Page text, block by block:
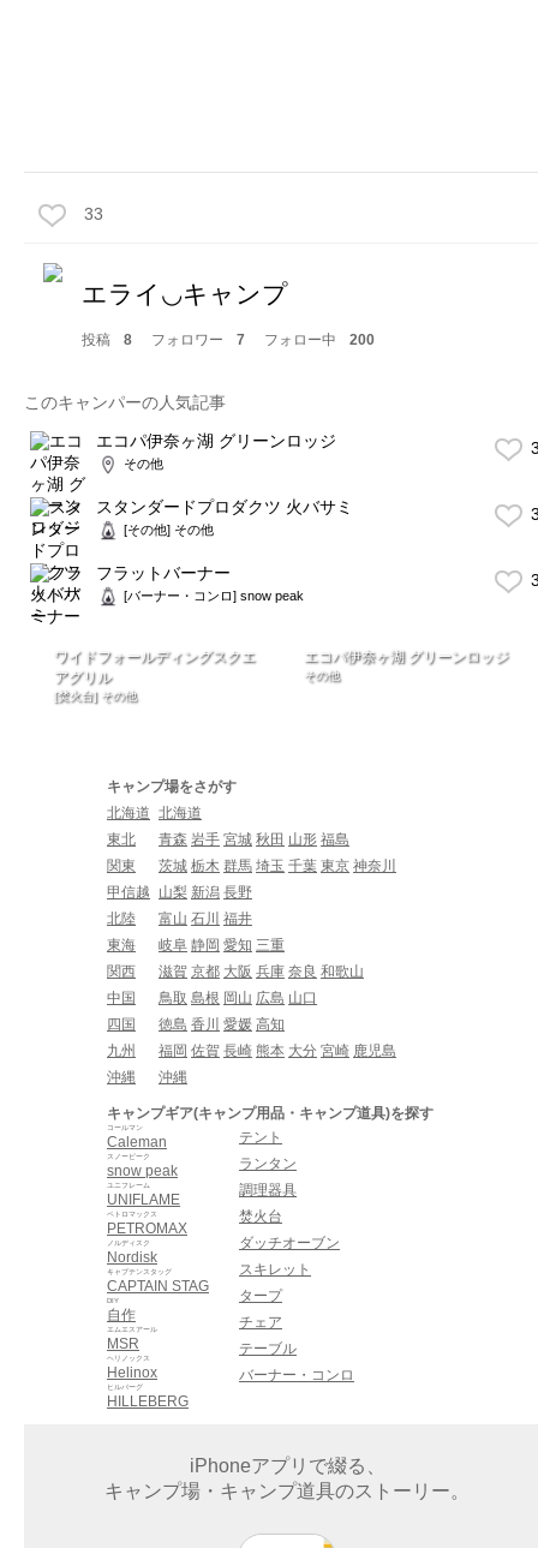
33
エライ◡キャンプ
投稿 8 フォロワー 7 フォロー中 200
このキャンパーの人気記事
エコパ伊奈ヶ湖 グリーンロッジ
その他
スタンダードプロダクツ 火バサミ
[その他] その他
フラットバーナー
[バーナー・コンロ] snow peak
ワイドフォールディングスクエ
アグリル
[焚火台] その他
エコパ伊奈ヶ湖 グリーンロッジ
その他
キャンプ場をさがす
北海道 北海道
東北
青森 岩手 宮城 秋田 山形 福島
関東
茨城 栃木 群馬 埼玉 千葉 東京 神奈川
甲信越
山梨 新潟 長野
北陸
富山 石川 福井
東海
岐阜 静岡 愛知 三重
関西
滋賀 京都 大阪 兵庫 奈良 和歌山
中国
鳥取 島根 岡山 広島 山口
四国
徳島 香川 愛媛 高知
九州
福岡 佐賀 長崎 熊本 大分 宮崎 鹿児島
沖縄
沖縄
キャンプギア(キャンプ用品・キャンプ道具)を探す
Caleman
コールマン
snow peak
スノーピーク
UNIFLAME
ユニフレーム
PETROMAX
ペトロマックス
Nordisk
ノルディスク
CAPTAIN STAG
キャプテンスタッグ
自作
DIY
MSR
エムエスアール
Helinox
ヘリノックス
HILLEBERG
ヒルバーグ
テント
ランタン
調理器具
焚火台
ダッチオーブン
スキレット
タープ
チェア
テーブル
バーナー・コンロ
iPhoneアプリで綴る、
キャンプ場・キャンプ道具のストーリー。